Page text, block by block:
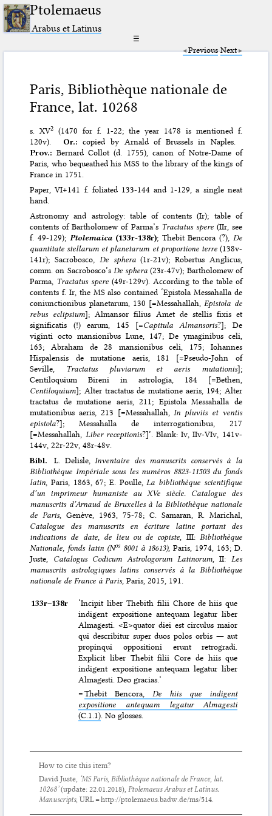
Ptolemaeus
Arabus et Latinus
☰
Previous Next
Paris, Bibliothèque nationale de
France, lat. 10268
s. XV2
(1470 for f. 1-22; the year 1478 is mentioned f.
120v).
Or.: copied by Arnald of Brussels in Naples.
Prov.: Bernard Collot (d. 1755), canon of Notre-Dame of
Paris, who bequeathed his MSS to the library of the kings of
France in 1751.
Paper, VI+141 f. foliated 133-144 and 1-129, a single neat
hand.
Astronomy and astrology: table of contents (Ir); table of
contents of Bartholomew of Parma’s Tractatus spere(IIr, see
f. 49-129); Ptolemaica(133r-138r); Thebit Bencora (?), De
quantitate stellarum et planetarum et proportione terre(138v-
141r); Sacrobosco , De sphera(1r-21v); Robertus Anglicus,
comm. on Sacrobosco’s De sphera (23r-47v); Bartholomew of
Parma, Tractatus spere (49r-129v). According to the table of
contents f. Ir, the MS also contained ‘Epistola Messahalla de
coniunctionibus planetarum, 130 [=Messahallah, Epistola de
rebus eclipsium]; Almansor filius Amet de stellis fixis et
significatis (!) earum, 145 [=Capitula Almansoris?]; De
viginti octo mansionibus Lune, 147; De ymaginibus celi,
163; Abraham de 28 mansionibus celi, 175; Iohannes
Hispalensis de mutatione aeris, 181 [=Pseudo-John of
Seville, Tractatus pluviarum et aeris mutationis];
Centiloquium Bireni in astrologia, 184 [=Bethen,
Centiloquium]; Alter tractatus de mutatione aeris, 194; Alter
tractatus de mutatione aeris, 211; Epistola Messahalla de
mutationibus aeris, 213 [=Messahallah, In pluviis et ventis
epistola?]; Messahalla de interrogationibus, 217
[=Messahallah, Liber receptionis?]’. Blank: Iv, IIv-VIv, 141v-
144v, 22r-22v, 48r-48v.
Bibl.L. Delisle, Inventaire des manuscrits conservés à la
Bibliothèque Impériale sous les numéros 8823-11503 du fonds
latin , Paris, 1863, 67; E. Poulle, La bibliothèque scientifique
d’un imprimeur humaniste au XVe siècle. Catalogue des
manuscrits d’Arnaud de Bruxelles à la Bibliothèque nationale
de Paris, Genève, 1963, 75-78; C. Samaran, R. Marichal,
Catalogue des manuscrits en écriture latine portant des
indications de date, de lieu ou de copiste , III: Bibliothèque
Nationale, fonds latin (Nos8001 à 18613), Paris, 1974, 163; D.
Juste, Catalogus Codicum Astrologorum Latinorum , II: Les
manuscrits astrologiques latins conservés à la Bibliothèque
nationale de France à Paris, Paris, 2015, 191.
133r–⁠138r
‘Incipit liber Thebith filii Chore de hiis que
indigent expositione antequam legatur liber
Almagesti. <E>quator diei est circulus maior
qui describitur super duos polos orbis ― aut
propinqui oppositioni erunt retrogradi.
Explicit liber Thebit filii Core de hiis que
indigent expositione antequam legatur liber
Almagesti. Deo gracias.’
=Thebit Bencora,De hiis que indigent
expositione antequam legatur Almagesti
(C.1.1). No glosses.
How to cite this item?
David Juste, ‘MS Paris, Bibliothèque nationale de France, lat.
10268’(update:22.01.2018),Ptolemaeus Arabus et Latinus.
Manuscripts, URL = http://ptolemaeus.badw.de/ms/514.